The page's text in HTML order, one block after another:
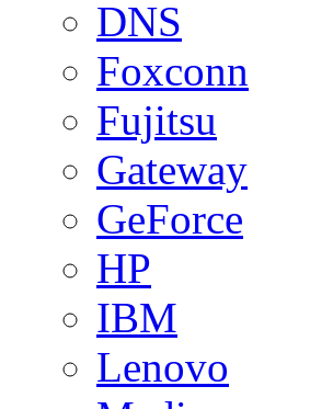
DNS
Foxconn
Fujitsu
Gateway
GeForce
HP
IBM
Lenovo